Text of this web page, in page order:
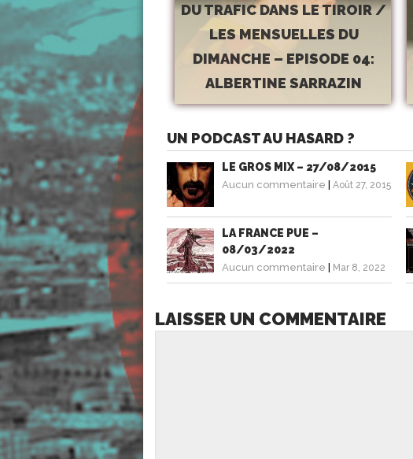
DU TRAFIC DANS LE TIROIR /
LES MENSUELLES DU
DIMANCHE – EPISODE 04:
ALBERTINE SARRAZIN
UN PODCAST AU HASARD ?
LE GROS MIX – 27/08/2015
Aucun commentaire Août 27, 2015
LA FRANCE PUE –
08/03/2022
Aucun commentaire Mar 8, 2022
LAISSER UN COMMENTAIRE